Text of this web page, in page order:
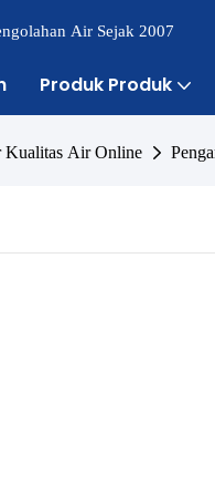
Air Sejak 2007
Produk Produk
Kualitas Air Online